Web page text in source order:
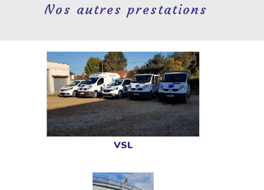
Nos autres prestations
VSL